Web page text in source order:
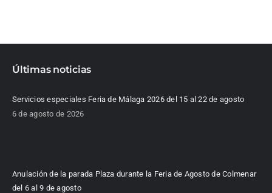
Últimas noticias
Servicios especiales Feria de Málaga 2026 del 15 al 22 de agosto
6 de agosto de 2026
Anulación de la parada Plaza durante la Feria de Agosto de Colmenar
del 6 al 9 de agosto